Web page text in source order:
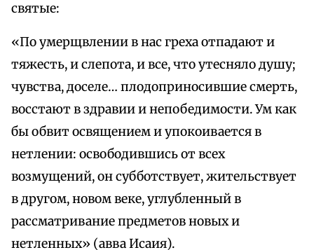
святые:
«По умерщвлении в нас греха отпадают и
тяжесть, и слепота, и все, что утесняло душу;
чувства, доселе… плодоприносившие смерть,
восстают в здравии и непобедимости. Ум как
бы обвит освящением и упокоивается в
нетлении: освободившись от всех
возмущений, он субботствует, жительствует
в другом, новом веке, углубленный в
рассматривание предметов новых и
нетленных» (авва Исаия).